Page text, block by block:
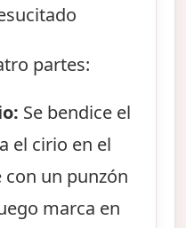
partes:
Se bendice el
el cirio en el
con un punzón
marca en